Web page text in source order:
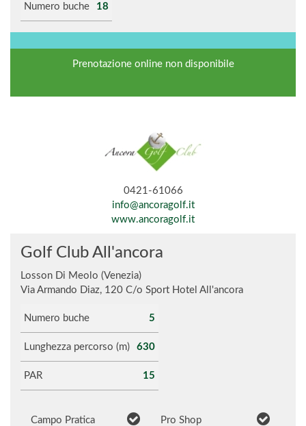
Numero buche 18
Prenotazione online non disponibile
0421-61066
info@ancoragolf.it
www.ancoragolf.it
Golf Club All'ancora
Losson Di Meolo (Venezia)
Via Armando Diaz, 120 C/o Sport Hotel All'ancora
Numero buche 5
Lunghezza percorso (m) 630
PAR 15
Campo Pratica Pro Shop